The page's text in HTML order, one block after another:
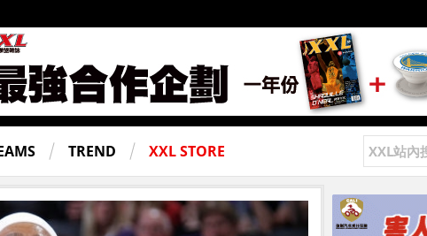
TREND XXL STORE